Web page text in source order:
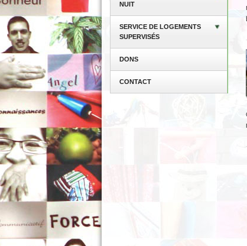
NUIT
SERVICE DE LOGEMENTS
SUPERVISÉS
DONS
CONTACT